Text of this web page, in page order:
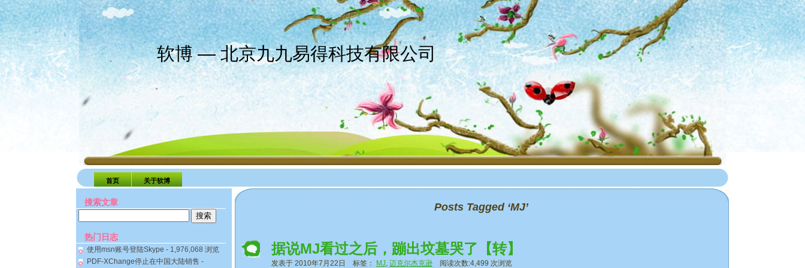
软博 — 北京九九易得科技有限公司
首页 关于软博
搜索文章
热门日志
使用msn账号登陆Skype - 1,976,068 浏览
PDF-XChange停止在中国大陆销售 -
Posts Tagged ‘MJ’
据说MJ看过之后，蹦出坟墓哭了【转】
发表于 2010年7月22日 标签： MJ, 迈克尔杰克逊 阅读次数:4,499 次浏览